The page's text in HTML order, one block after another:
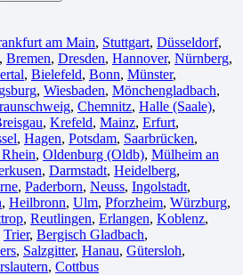
am Main, Stuttgart, Düsseldorf,
, Bremen, Dresden, Hannover, Nürnberg,
, Bielefeld⁠, Bonn⁠, Münster⁠,
, Wiesbaden⁠, Mönchengladbach⁠,
, Chemnitz⁠, Halle (Saale)⁠,
⁠, Krefeld⁠, Mainz⁠, Erfurt,
, Hagen, Potsdam, Saarbrücken⁠,
⁠, Oldenburg (Oldb), Mülheim an
, Darmstadt⁠, Heidelberg,
, Paderborn, Neuss, Ingolstadt,
, Heilbronn, Ulm⁠, Pforzheim, Würzburg,
, Reutlingen, Erlangen⁠, Koblenz,
Trier⁠, Bergisch Gladbach,
, Salzgitter⁠, Hanau, Gütersloh,
, Cottbus⁠